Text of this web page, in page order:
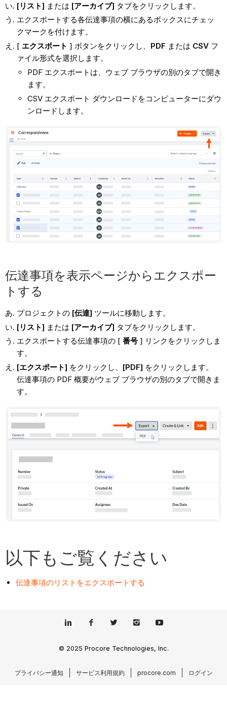
[リスト] または [アーカイブ] タブをクリックします。
エクスポートする各伝達事項の横にあるボックスにチェッ
クマークを付けます。
[ エクスポート ] ボタンをクリックし、 PDF または CSV フ
ァイル形式を選択します。
PDF エクスポートは、ウェブ ブラウザの別のタブで開き
ます。
CSV エクスポート ダウンロードをコンピューターにダウ
ンロードします。
伝達事項を表示ページからエクスポー
トする
プロジェクトの [伝達] ツールに移動します。
[リスト] または [アーカイブ] タブをクリックします。
エクスポートする伝達事項の [ 番号 ] リンクをクリックしま
す。
[エクスポート] をクリックし、 [PDF] をクリックします。
伝達事項の PDF 概要がウェブ ブラウザの別のタブで開きま
す。
以下もご覧ください
伝達事項のリストをエクスポートする
© 2025 Procore Technologies, Inc.
プライバシー通知 サービス利用規約 procore.com ログイン